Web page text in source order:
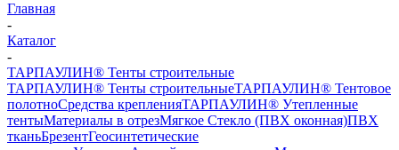
Главная
-
Каталог
-
ТАРПАУЛИН® Тенты строительные
ТАРПАУЛИН® Тенты строительныеТАРПАУЛИН® Тентовое
полотноСредства крепленияТАРПАУЛИН® Утепленные
тентыМатериалы в отрезМягкое Стекло (ПВХ оконная)ПВХ
тканьБрезентГеосинтетические